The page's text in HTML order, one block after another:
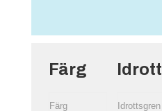
Färg